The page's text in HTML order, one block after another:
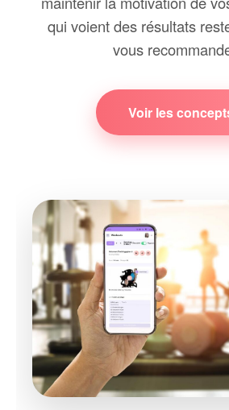
qui voient des résultats
vous
Voir les